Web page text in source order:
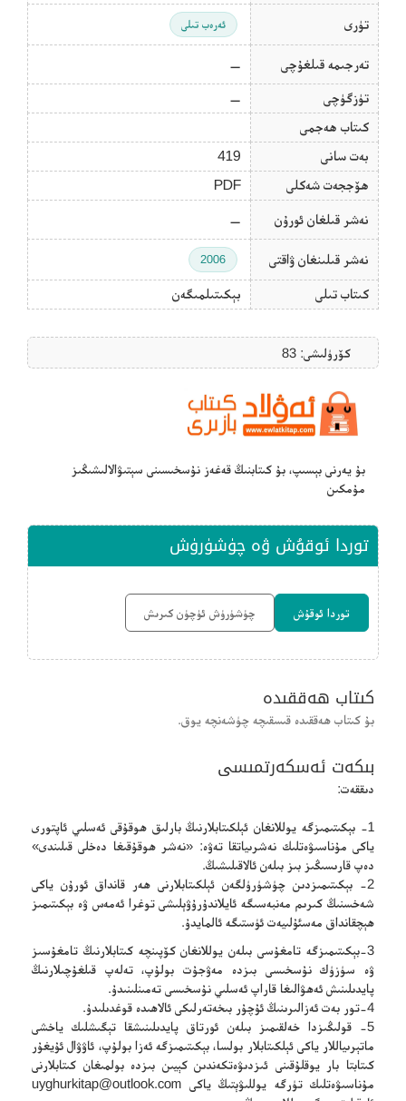
تۈرى ئەرەب تىلى
تەرجىمە قىلغۇچى —
تۈزگۈچى
—
كىتاب ھەجمى
بەت سانى
419
ھۆججەت شەكلى
PDF
نەشر قىلغان ئورۇن —
نەشر قىلىنغان ۋاقتى 2006
كىتاب تىلى بېكىتىلمىگەن
كۆرۈلىشى: 83
بۇ يەرنى بېسىپ، بۇ كىتابنىڭ قەغەز نۇسخىسىنى سېتىۋالالىشىڭىز
مۇمكىن
توردا ئوقۇش ۋە چۈشۈرۈش
توردا ئوقۇش چۈشۈرۈش ئۈچۈن كىرىش
كىتاب ھەققىدە
بۇ كىتاب ھەققىدە قىسقىچە چۈشەنچە يوق.
بىكەت ئەسكەرتمىسى
دىققەت:
1- بېكىتىمىزگە يوللانغان ئېلكىتابلارنىڭ بارلىق ھوقۇقى ئەسلىي ئاپتورى
ياكى مۇناسىۋەتلىك نەشرىياتقا تەۋە: «نەشر ھوقۇقىغا دەخلى قىلىندى»
دەپ قارىسىڭىز بىز بىلەن ئالاقىلىشىڭ.
2- بېكىتىمىزدىن چۈشۈرۈلگەن ئېلكىتابلارنى ھەر قانداق ئورۇن ياكى
شەخسنىڭ كىرىم مەنبەسىگە ئايلاندۇرۇۋېلىشى توغرا ئەمەس ۋە بېكىتىمىز
ھېچقانداق مەسئۇلىيەت ئۈستىگە ئالمايدۇ.
3-بېكىتىمىزگە تامغۇسى بىلەن يوللانغان كۆپىنچە كىتابلارنىڭ تامغۇسىز
ۋە سۈزۈك نۇسخىسى بىزدە مەۋجۇت بولۇپ، تەلەپ قىلغۇچىلارنىڭ
پايدىلىنىش ئەھۋالىغا قاراپ ئەسلىي نۇسخىسى تەمىنلىنىدۇ.
4-تور بەت ئەزالىرىنىڭ ئۇچۇر بىخەتەرلىكى ئالاھىدە قوغدىلىدۇ.
5- قولىڭىزدا خەلقىمىز بىلەن ئورتاق پايدىلىنىشقا تېگىشلىك ياخشى
ماتېرىياللار ياكى ئېلكىتابلار بولسا، بېكىتىمىزگە ئەزا بولۇپ، ئاۋۋال ئۇيغۇر
كىتابتا بار يوقلۇقىنى ئىزدىۋەتكەندىن كېيىن بىزدە بولمىغان كىتابلارنى
مۇناسىۋەتلىك تۈرگە يوللىۋېتىڭ ياكى uyghurkitap@outlook.com